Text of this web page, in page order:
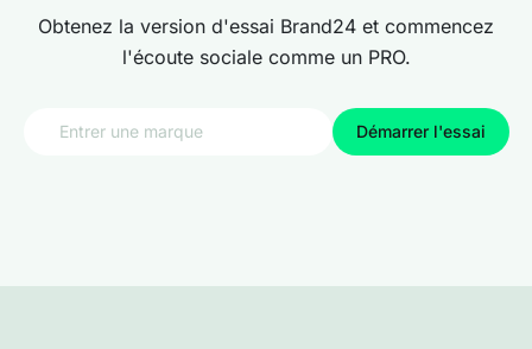
Obtenez la version d'essai Brand24 et commencez
l'écoute sociale comme un PRO.
Démarrer l'essai